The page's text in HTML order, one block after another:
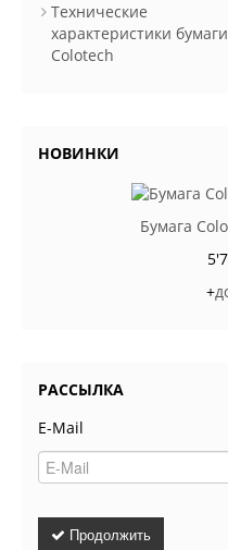
Технические
характеристики бумаги
Colotech
НОВИНКИ
Бумага
+
РАССЫЛКА
E-Mail
Продолжить